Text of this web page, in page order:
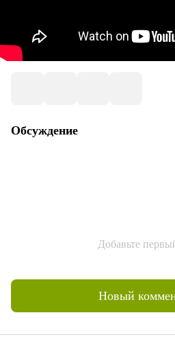
Обсуждение
Добавьте
Новый